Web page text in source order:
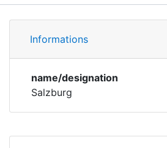
Places
Historic matricle
Informations
Informations
name/designation
Salzburg